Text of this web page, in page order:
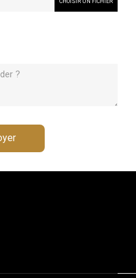
CHOISIR UN FICHIER